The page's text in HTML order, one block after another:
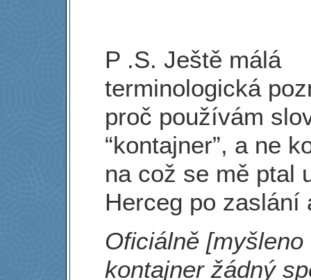
P .S. Ještě málá
terminologická
proč používám
“kontajner”, a ne
na což se mě ptal
Herceg po zaslání
Oficiálně
kontajner žádný